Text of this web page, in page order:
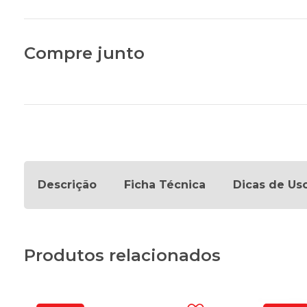
Compre junto
Descrição Ficha Técnica Dicas de
Produtos relacionados